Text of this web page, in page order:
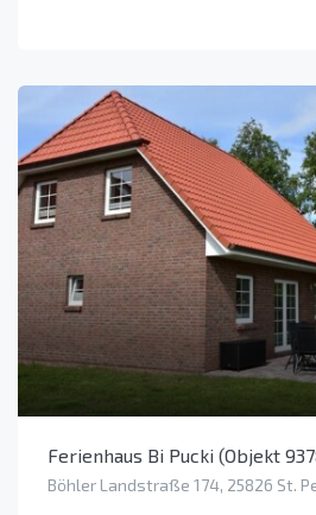
Ferienhaus Bi Pucki (Objekt
Böhler Landstraße 174, 25826 St.